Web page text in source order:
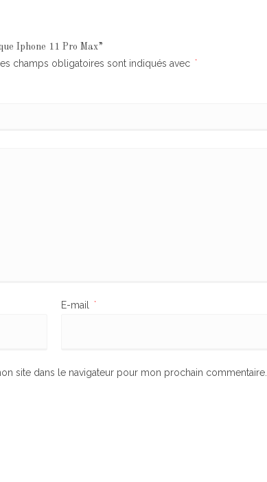
Iphone 11 Pro Max”
champs obligatoires sont indiqués avec *
E-mail *
site dans le navigateur pour mon prochain commentaire.